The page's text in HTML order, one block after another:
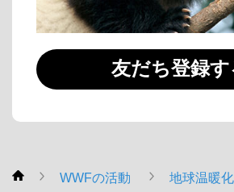
友だち登録す
WWF WWFの活動
地球温暖